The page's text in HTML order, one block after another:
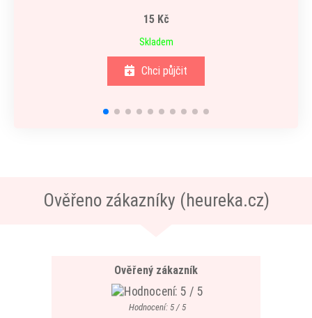
15 Kč
Skladem
Chci půjčit
Ověřeno zákazníky (heureka.cz)
Ověřený zákazník
Hodnocení: 5 / 5